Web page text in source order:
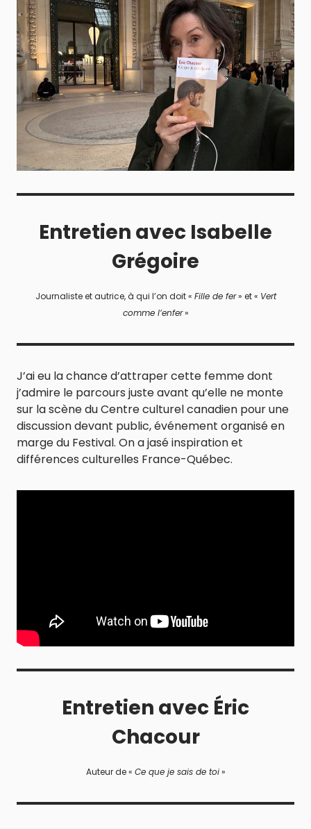
Entretien avec Isabelle
Grégoire
Journaliste et autrice, à qui l’on doit « Fille de fer» et « Vert
comme l’enfer»
J’ai eu la chance d’attraper cette femme dont
j’admire le parcours juste avant qu’elle ne monte
sur la scène du Centre culturel canadien pour une
discussion devant public, événement organisé en
marge du Festival. On a jasé inspiration et
différences culturelles France-Québec.
Entretien avec Éric
Chacour
Auteur de « Ce que je sais de toi»